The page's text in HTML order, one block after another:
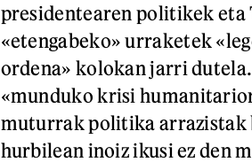
presidentearen politikek eta
«etengabeko» urraketek
ordena» kolokan jarri
«munduko krisi
muturrak politika arrazistak
hurbilean inoiz ikusi ez den